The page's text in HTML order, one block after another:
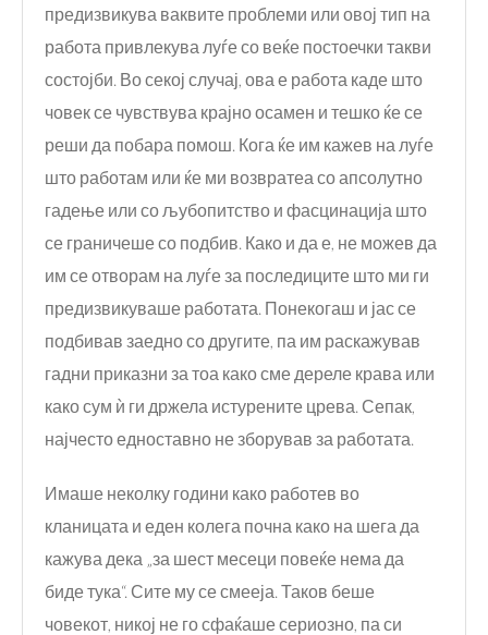
предизвикува ваквите проблеми или овој тип на
работа привлекува луѓе со веќе постоечки такви
состојби. Во секој случај, ова е работа каде што
човек се чувствува крајно осамен и тешко ќе се
реши да побара помош. Кога ќе им кажев на луѓе
што работам или ќе ми возвратеа со апсолутно
гадење или со љубопитство и фасцинација што
се граничеше со подбив. Како и да е, не можев да
им се отворам на луѓе за последиците што ми ги
предизвикуваше работата. Понекогаш и јас се
подбивав заедно со другите, па им раскажував
гадни приказни за тоа како сме дереле крава или
како сум ѝ ги држела истурените црева. Сепак,
најчесто едноставно не зборував за работата.
Имаше неколку години како работев во
кланицата и еден колега почна како на шега да
кажува дека „за шест месеци повеќе нема да
биде тука“. Сите му се смееја. Таков беше
човекот, никој не го сфаќаше сериозно, па си